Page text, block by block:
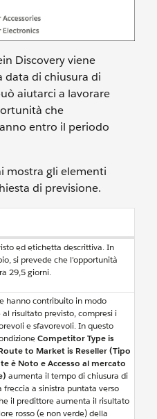
Discovery viene
data di chiusura di
aiutarci a lavorare
che
entro il periodo
mostra gli elementi
di previsione.
ed etichetta descrittiva. In
si prevede che l'opportunità
29,5 giorni.
hanno contribuito in modo
risultato previsto, compresi i
e sfavorevoli. In questo
Competitor Type is
to Market is Reseller (Tipo
è Noto e Accesso al mercato
aumenta il tempo di chiusura di
freccia a sinistra puntata verso
il predittore aumenta il risultato
rosso (e non verde) della